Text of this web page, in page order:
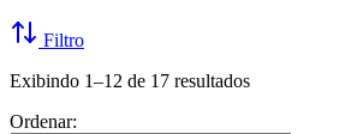
Filtro
Exibindo 1–12 de 17 resultados
Ordenar: